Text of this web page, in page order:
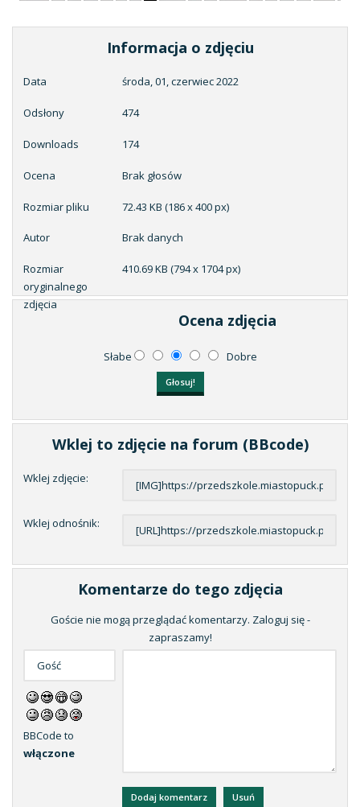
Informacja o zdjęciu
Data środa, 01, czerwiec 2022
Odsłony 474
Downloads 174
Ocena Brak głosów
Rozmiar pliku 72.43 KB (186 x 400 px)
Autor Brak danych
Rozmiar
oryginalnego
zdjęcia
410.69 KB (794 x 1704 px)
Ocena zdjęcia
Słabe Dobre
Wklej to zdjęcie na forum (BBcode)
Wklej zdjęcie:
Wklej odnośnik:
Komentarze do tego zdjęcia
Goście nie mogą przeglądać komentarzy. Zaloguj się -
zapraszamy!
BBCode to
włączone